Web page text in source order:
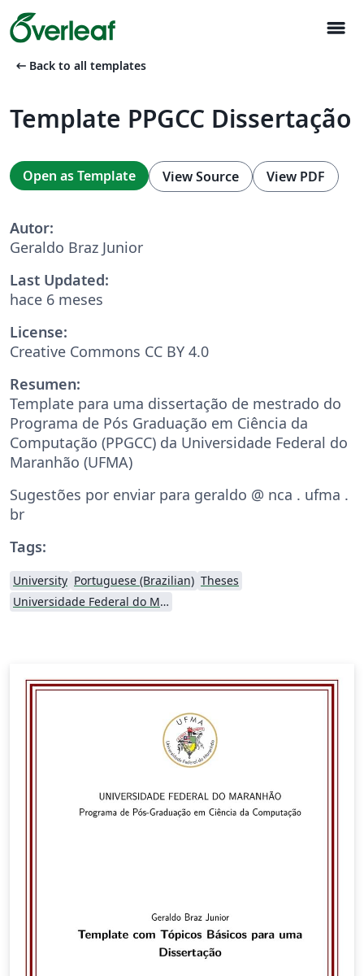
menu
arrow_left_alt Back to all templates
Template PPGCC Dissertação
Open as Template View Source View PDF
Autor:
Geraldo Braz Junior
Last Updated:
hace 6 meses
License:
Creative Commons CC BY 4.0
Resumen:
Template para uma dissertação de mestrado do
Programa de Pós Graduação em Ciência da
Computação (PPGCC) da Universidade Federal do
Maranhão (UFMA)
Sugestões por enviar para geraldo @ nca . ufma .
br
Tags:
University Portuguese (Brazilian) Theses
Universidade Federal do Maranhão